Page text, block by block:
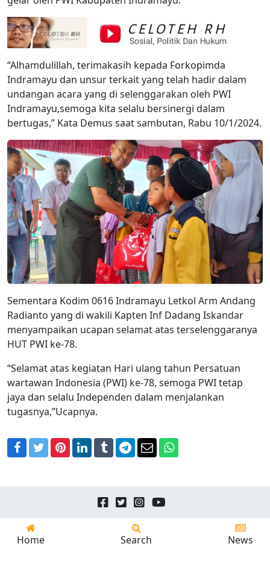
“Alhamdulillah, terimakasih kepada Forkopimda
Indramayu dan unsur terkait yang telah hadir dalam
undangan acara yang di selenggarakan oleh PWI
Indramayu,semoga kita selalu bersinergi dalam
bertugas,” Kata Demus saat sambutan, Rabu 10/1/2024.
Sementara Kodim 0616 Indramayu Letkol Arm Andang
Radianto yang di wakili Kapten Inf Dadang Iskandar
menyampaikan ucapan selamat atas terselenggaranya
HUT PWI ke-78.
“Selamat atas kegiatan Hari ulang tahun Persatuan
wartawan Indonesia (PWI) ke-78, semoga PWI tetap
jaya dan selalu Independen dalam menjalankan
tugasnya,”Ucapnya.
Facebook
TwitterPinterest
LinkedIn
TumblrTelegram
EmailWhatsApp
24news.id
Home Search News